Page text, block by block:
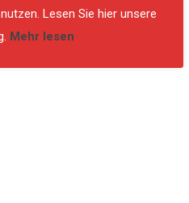
Lesen Sie hier unsere
Mehr lesen